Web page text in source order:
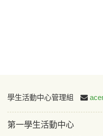
:::
學生活動中心管理組
第一學生活動中心